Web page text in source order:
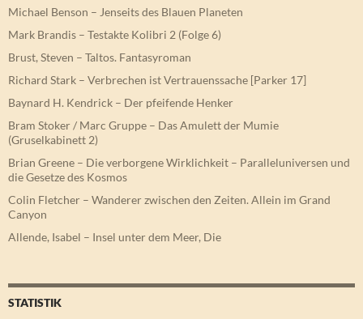
Michael Benson – Jenseits des Blauen Planeten
Mark Brandis – Testakte Kolibri 2 (Folge 6)
Brust, Steven – Taltos. Fantasyroman
Richard Stark – Verbrechen ist Vertrauenssache [Parker 17]
Baynard H. Kendrick – Der pfeifende Henker
Bram Stoker / Marc Gruppe – Das Amulett der Mumie
(Gruselkabinett 2)
Brian Greene – Die verborgene Wirklichkeit – Paralleluniversen und
die Gesetze des Kosmos
Colin Fletcher – Wanderer zwischen den Zeiten. Allein im Grand
Canyon
Allende, Isabel – Insel unter dem Meer, Die
STATISTIK